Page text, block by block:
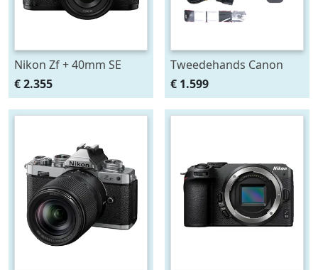
Nikon Zf + 40mm SE
€ 2.355
Tweedehands Canon
EOS R6 Mark II Body
CM7124
€ 1.599